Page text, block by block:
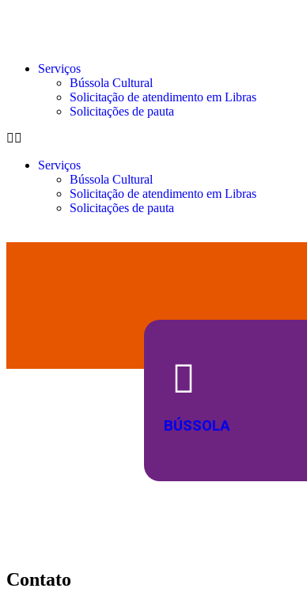
Serviços
Bússola Cultural
Solicitação de atendimento em Libras
Solicitações de pauta
Serviços
Bússola Cultural
Solicitação de atendimento em Libras
Solicitações de pauta
BÚSSOLA
Contato